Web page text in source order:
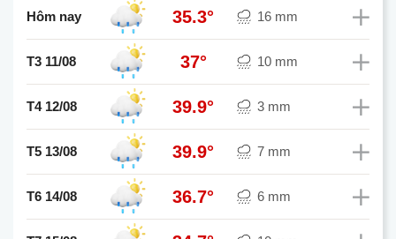
Hôm nay 35.3° 16 mm
T3 11/08 37° 10 mm
T4 12/08 39.9° 3 mm
T5 13/08 39.9° 7 mm
T6 14/08 36.7° 6 mm